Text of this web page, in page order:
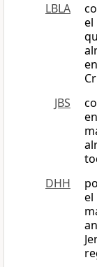
LBLA
el
JBS
DHH
el